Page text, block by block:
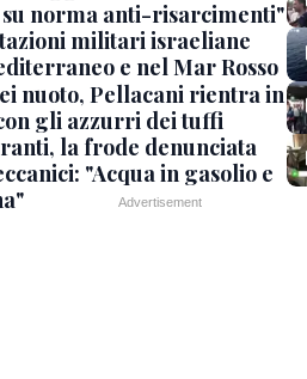
su norma anti-risarcimenti"
militari israeliane
e nel Mar Rosso
nuoto, Pellacani rientra in
gli azzurri dei tuffi
la frode denunciata
"Acqua in gasolio e